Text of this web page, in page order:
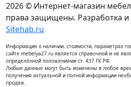
2026 © Интернет-магазин
права защищены. Разработка и
Sitehab.ru
Информация о наличии, стоимости, параметрах
сайте mebelya27.ru является справочной и не
определённой положениями ст. 437 ГК РФ.
Любые данные могут быть изменены в любое
получения актуальной и полной информации
продаж.